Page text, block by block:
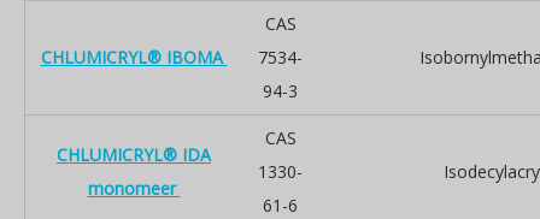
CHLUMICRYL® IBOMA
CAS
7534-
94-3
CHLUMICRYL® IDA
monomeer
CAS
1330-
61-6